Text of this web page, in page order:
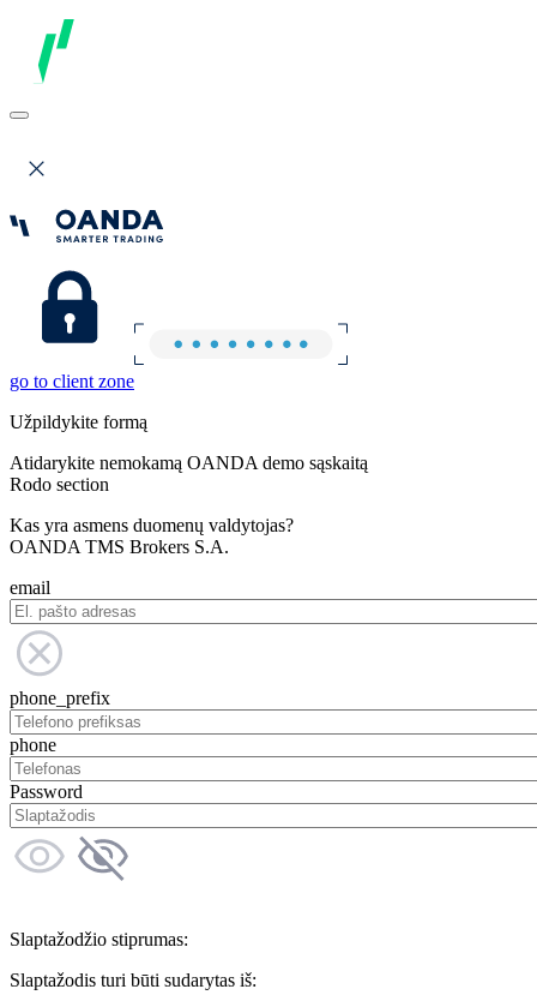
go to client zone
Užpildykite formą
Atidarykite nemokamą OANDA demo sąskaitą
Rodo section
Kas yra asmens duomenų valdytojas?
OANDA TMS Brokers S.A.
email
phone_prefix
phone
Password
Slaptažodžio stiprumas:
Slaptažodis turi būti sudarytas iš: